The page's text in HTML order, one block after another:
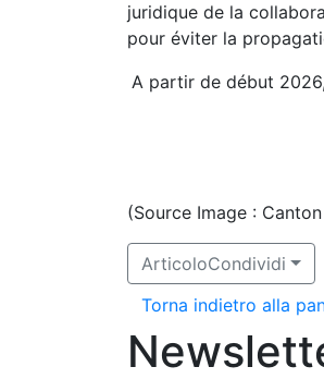
juridique de la
pour éviter la
A partir de début
(Source Image :
ArticoloCondividi
Torna indietro alla